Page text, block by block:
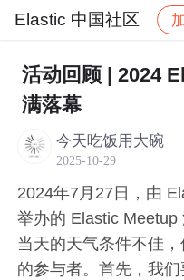
Elastic 中国社区
社区 Elastic 中国社区
活动回顾 | 2024
满落幕
今天吃饭用大碗
2025-10-29
2024年7月27日，由
举办的 Elastic
当天的天气条件不佳
的参与者。首先，我